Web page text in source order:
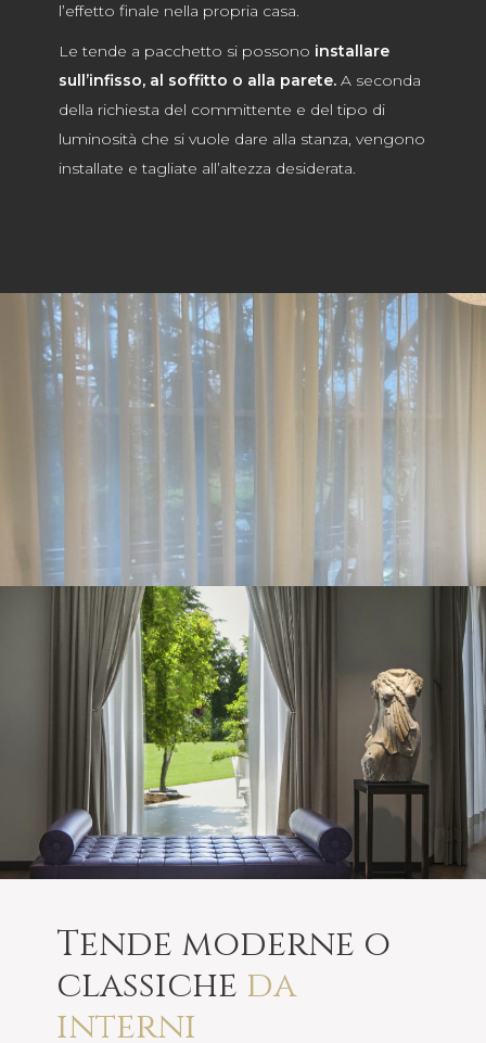
l’effetto finale nella propria casa.
Le tende a pacchetto si possono installare
sull’infisso, al soffitto o alla parete.A seconda
della richiesta del committente e del tipo di
luminosità che si vuole dare alla stanza, vengono
installate e tagliate all’altezza desiderata.
Tende moderne o
classiche da
interni